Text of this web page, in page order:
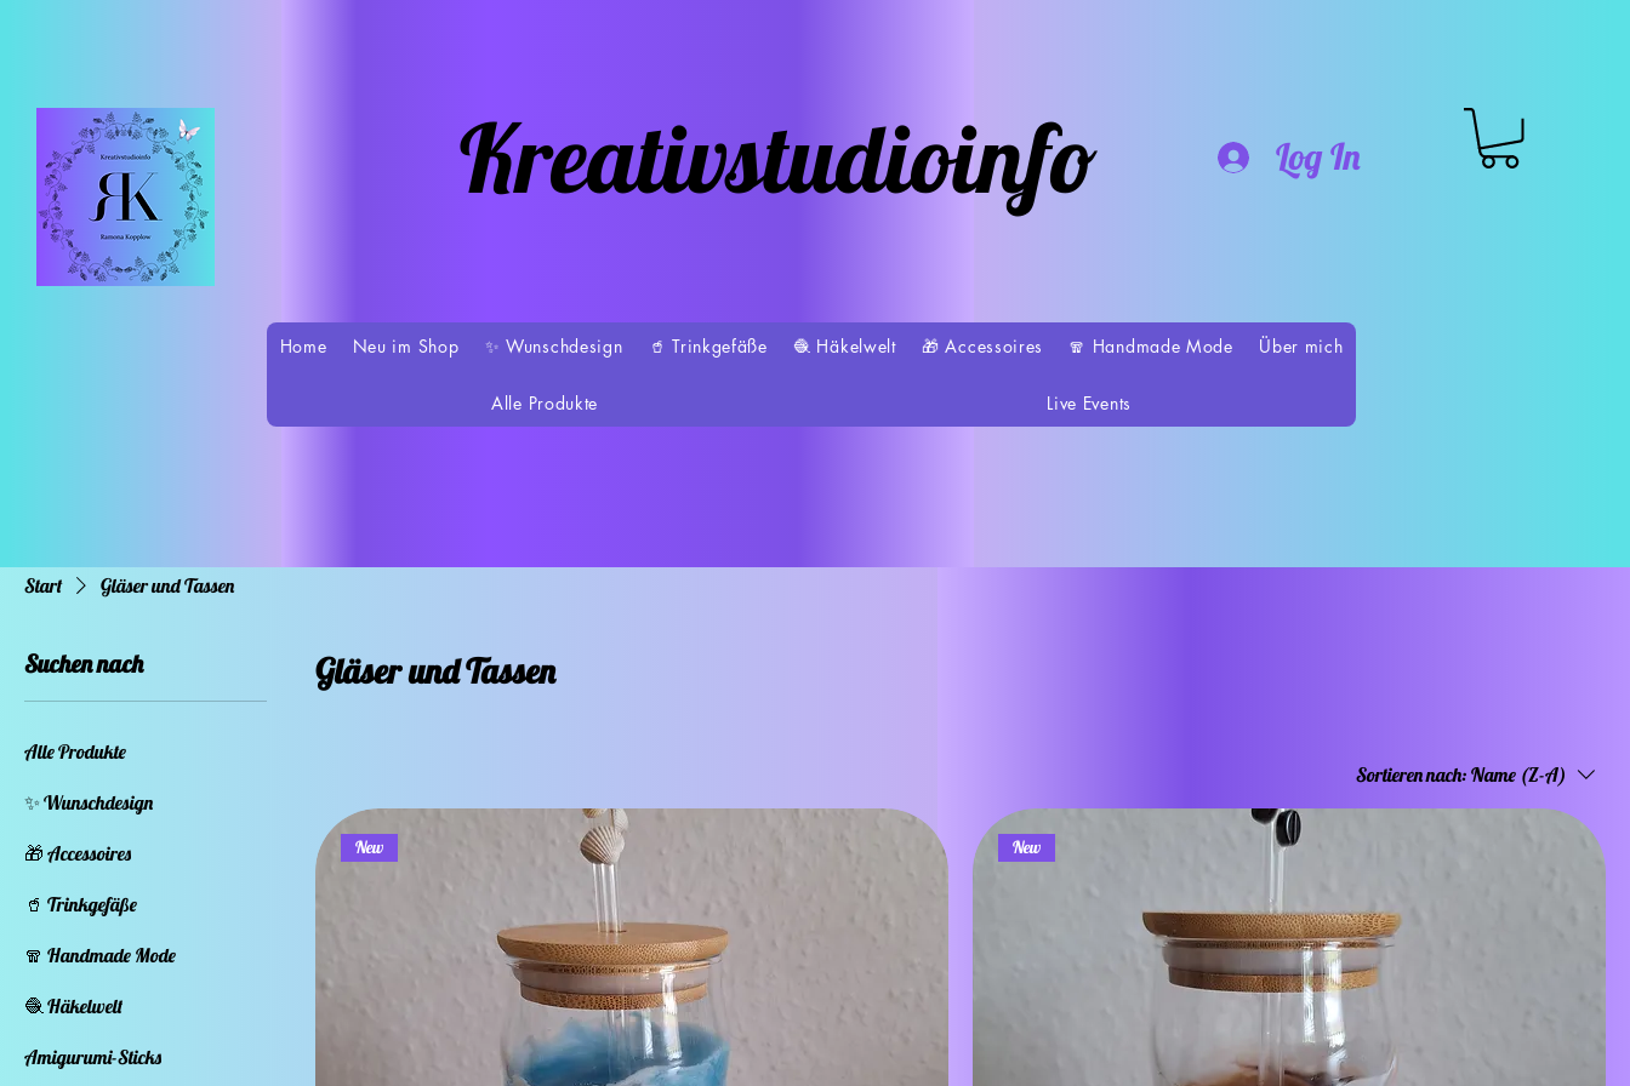
Kreativstudioinfo Log In
Home Neu im Shop ✨ Wunschdesign 🥤 Trinkgefäße 🧶 Häkelwelt 🎁 Accessoires 🧣 Handmade Mode Über mich
Alle Produkte Live Events
Start Gläser und Tassen
Suchen nach
Alle Produkte
✨ Wunschdesign
🎁 Accessoires
🥤 Trinkgefäße
🧣 Handmade Mode
🧶 Häkelwelt
Amigurumi-Sticks
Gläser und Tassen
Sortieren nach: Name (Z-A)
New New